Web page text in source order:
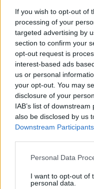
If you wish to opt-out of
processing of your
targeted advertising by
section to confirm your
opt-out request is
interest-based ads
us or personal
your opt-out. You may
disclosure of your
IAB’s list of
also be disclosed by us
Downstream Participants
Please note that this
not limited to your visit
grant or deny consent
Personal Data
I want to opt-out of
personal data.
αδιέξοδη αυτή
επιλαχόντων,
απάντηση και των
στο ΚΥΣΔΙΠ!
Επίσης με μεγάλο
αναμένουμε τον
στα ΠΥΣΔΙΠ, εκεί που
από τους ψηφίσαντες,
διοίκησης και της
από την ΠΟΣΥΠ και